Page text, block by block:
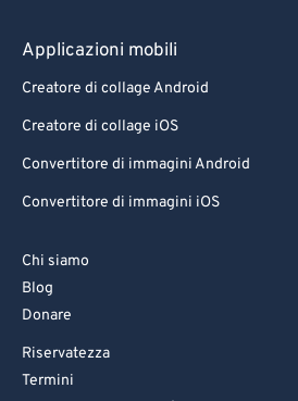
Applicazioni mobili
Creatore di collage Android
Creatore di collage iOS
Convertitore di immagini Android
Convertitore di immagini iOS
Chi siamo
Blog
Donare
Riservatezza
Termini